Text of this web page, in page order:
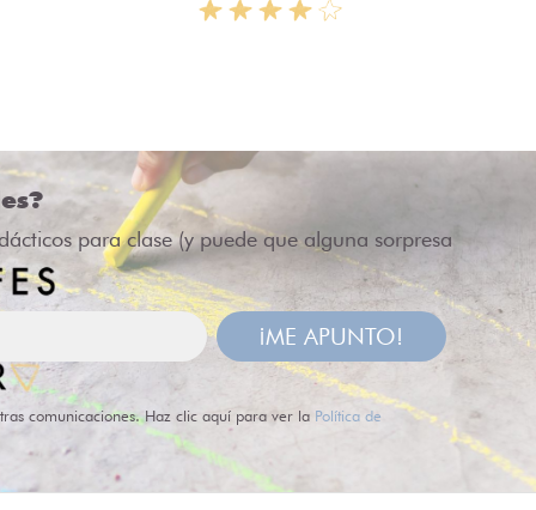
para clase (y puede que alguna sorpresa
¡ME APUNTO!
comunicaciones. Haz clic aquí para ver la Política de